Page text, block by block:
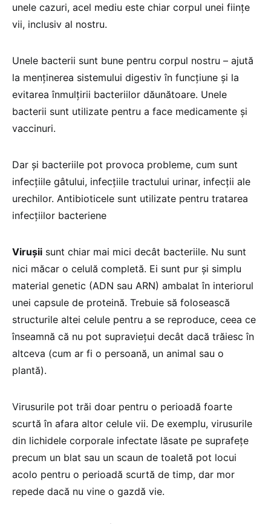
unele cazuri, acel mediu este chiar corpul unei ființe
vii, inclusiv al nostru.
Unele bacterii sunt bune pentru corpul nostru – ajută
la menținerea sistemului digestiv în funcțiune și la
evitarea înmulțirii bacteriilor dăunătoare. Unele
bacterii sunt utilizate pentru a face medicamente și
vaccinuri.
Dar și bacteriile pot provoca probleme, cum sunt
infecțiile gâtului, infecțiile tractului urinar, infecții ale
urechilor. Antibioticele sunt utilizate pentru tratarea
infecțiilor bacteriene
Virușii sunt chiar mai mici decât bacteriile. Nu sunt
nici măcar o celulă completă. Ei sunt pur și simplu
material genetic (ADN sau ARN) ambalat în interiorul
unei capsule de proteină. Trebuie să folosească
structurile altei celule pentru a se reproduce, ceea ce
înseamnă că nu pot supraviețui decât dacă trăiesc în
altceva (cum ar fi o persoană, un animal sau o
plantă).
Virusurile pot trăi doar pentru o perioadă foarte
scurtă în afara altor celule vii. De exemplu, virusurile
din lichidele corporale infectate lăsate pe suprafețe
precum un blat sau un scaun de toaletă pot locui
acolo pentru o perioadă scurtă de timp, dar mor
repede dacă nu vine o gazdă vie.